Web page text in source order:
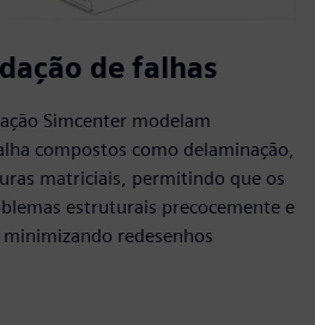
de falhas
Simcenter modelam
compostos como delaminação,
matriciais, permitindo que os
estruturais precocemente e
redesenhos